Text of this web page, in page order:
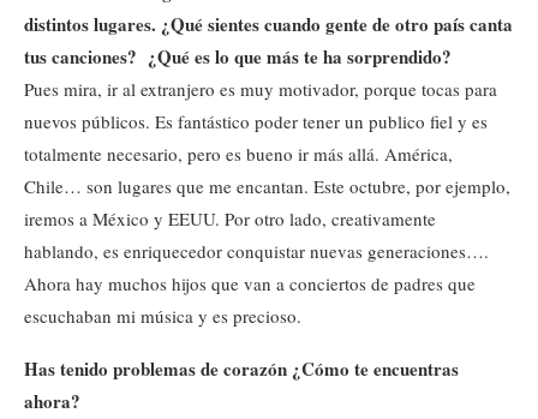
distintos lugares. ¿Qué sientes cuando gente de otro país canta
tus canciones? ¿Qué es lo que más te ha sorprendido?
Pues mira, ir al extranjero es muy motivador, porque tocas para
nuevos públicos. Es fantástico poder tener un publico fiel y es
totalmente necesario, pero es bueno ir más allá. América,
Chile… son lugares que me encantan. Este octubre, por ejemplo,
iremos a México y EEUU. Por otro lado, creativamente
hablando, es enriquecedor conquistar nuevas generaciones….
Ahora hay muchos hijos que van a conciertos de padres que
escuchaban mi música y es precioso.
Has tenido problemas de corazón ¿Cómo te encuentras
ahora?